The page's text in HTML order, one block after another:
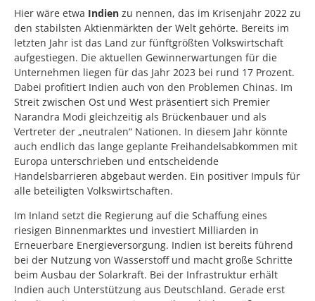
Hier wäre etwa Indien zu nennen, das im Krisenjahr 2022 zu
den stabilsten Aktienmärkten der Welt gehörte. Bereits im
letzten Jahr ist das Land zur fünftgrößten Volkswirtschaft
aufgestiegen. Die aktuellen Gewinnerwartungen für die
Unternehmen liegen für das Jahr 2023 bei rund 17 Prozent.
Dabei profitiert Indien auch von den Problemen Chinas. Im
Streit zwischen Ost und West präsentiert sich Premier
Narandra Modi gleichzeitig als Brückenbauer und als
Vertreter der „neutralen“ Nationen. In diesem Jahr könnte
auch endlich das lange geplante Freihandelsabkommen mit
Europa unterschrieben und entscheidende
Handelsbarrieren abgebaut werden. Ein positiver Impuls für
alle beteiligten Volkswirtschaften.
Im Inland setzt die Regierung auf die Schaffung eines
riesigen Binnenmarktes und investiert Milliarden in
Erneuerbare Energieversorgung. Indien ist bereits führend
bei der Nutzung von Wasserstoff und macht große Schritte
beim Ausbau der Solarkraft. Bei der Infrastruktur erhält
Indien auch Unterstützung aus Deutschland. Gerade erst